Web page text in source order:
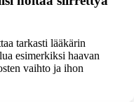
tarkasti lääkärin
esimerkiksi haavan
vaihto ja ihon